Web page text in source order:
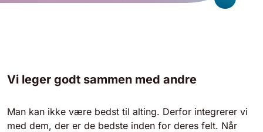
Vi leger godt sammen med andre
Man kan ikke være bedst til alting. Derfor integrerer vi
med dem, der er de bedste inden for deres felt. Når